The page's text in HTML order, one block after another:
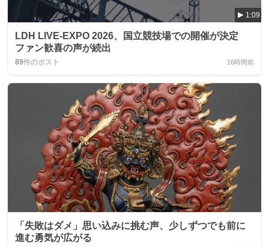
1:09
LDH LIVE-EXPO 2026、国立競技場での開催が決定
ファン歓喜の声が続出
89件のポスト 16時間前
「失敗はダメ」思い込みに挑む声、少しずつでも前に
進む勇気が広がる